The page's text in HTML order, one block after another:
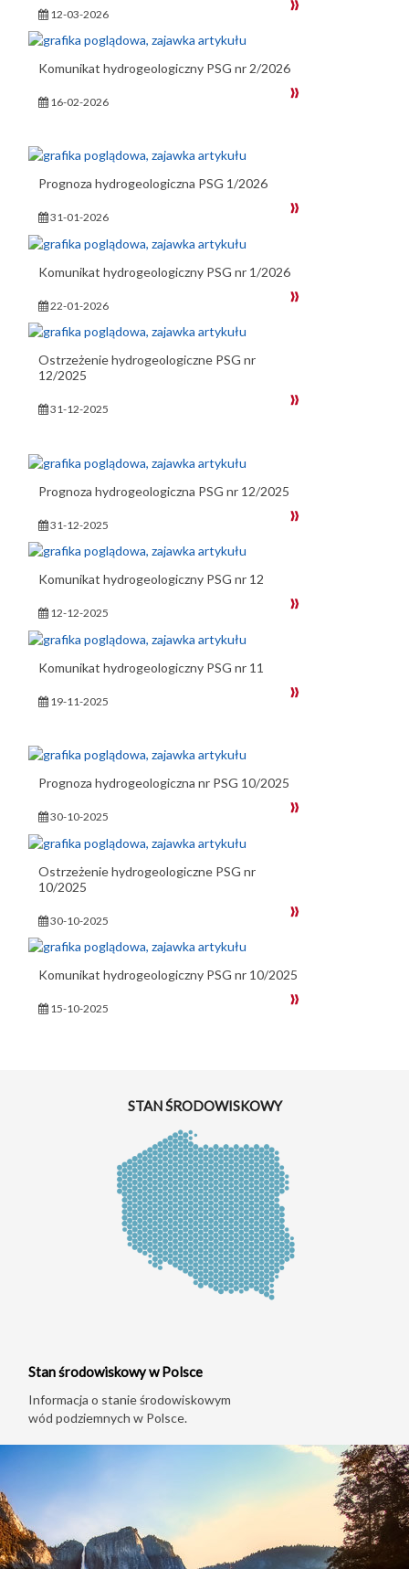
12-03-2026
Komunikat hydrogeologiczny PSG nr 2/2026
16-02-2026
Prognoza hydrogeologiczna PSG 1/2026
31-01-2026
Komunikat hydrogeologiczny PSG nr 1/2026
22-01-2026
Ostrzeżenie hydrogeologiczne PSG nr
12/2025
31-12-2025
Prognoza hydrogeologiczna PSG nr 12/2025
31-12-2025
Komunikat hydrogeologiczny PSG nr 12
12-12-2025
Komunikat hydrogeologiczny PSG nr 11
19-11-2025
Prognoza hydrogeologiczna nr PSG 10/2025
30-10-2025
Ostrzeżenie hydrogeologiczne PSG nr
10/2025
30-10-2025
Komunikat hydrogeologiczny PSG nr 10/2025
15-10-2025
STAN ŚRODOWISKOWY
Stan środowiskowy w Polsce
Informacja o stanie środowiskowym
wód podziemnych w Polsce.
podziemnych
Główne
Zbiorniki
Wód